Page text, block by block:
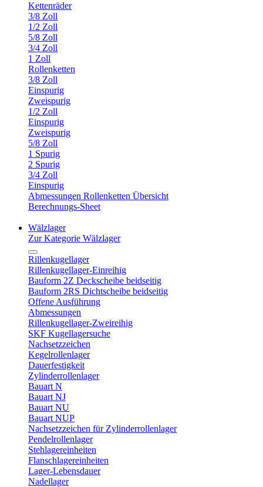
Kettenräder
3/8 Zoll
1/2 Zoll
5/8 Zoll
3/4 Zoll
1 Zoll
Rollenketten
3/8 Zoll
Einspurig
Zweispurig
1/2 Zoll
Einspurig
Zweispurig
5/8 Zoll
1 Spurig
2 Spurig
3/4 Zoll
Einspurig
Abmessungen Rollenketten Übersicht
Berechnungs-Sheet
Wälzlager
Zur Kategorie Wälzlager
Rillenkugellager
Rillenkugellager-Einreihig
Bauform 2Z Deckscheibe beidseitig
Bauform 2RS Dichtscheibe beidseitig
Offene Ausführung
Abmessungen
Rillenkugellager-Zweireihig
SKF Kugellagersuche
Nachsetzzeichen
Kegelrollenlager
Dauerfestigkeit
Zylinderrollenlager
Bauart N
Bauart NJ
Bauart NU
Bauart NUP
Nachsetzzeichen für Zylinderrollenlager
Pendelrollenlager
Stehlagereinheiten
Flanschlagereinheiten
Lager-Lebensdauer
Nadellager